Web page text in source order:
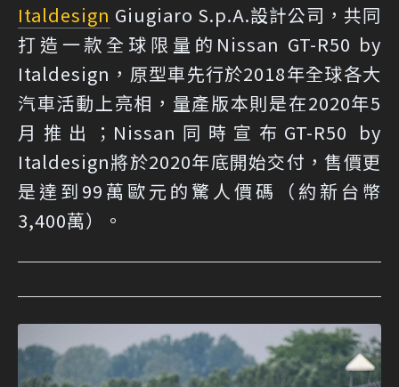
Italdesign Giugiaro S.p.A.設計公司，共同
打造一款全球限量的Nissan GT-R50 by
Italdesign，原型車先行於2018年全球各大
汽車活動上亮相，量產版本則是在2020年5
月推出；Nissan同時宣布GT-R50 by
Italdesign將於2020年底開始交付，售價更
是達到99萬歐元的驚人價碼（約新台幣
3,400萬）。